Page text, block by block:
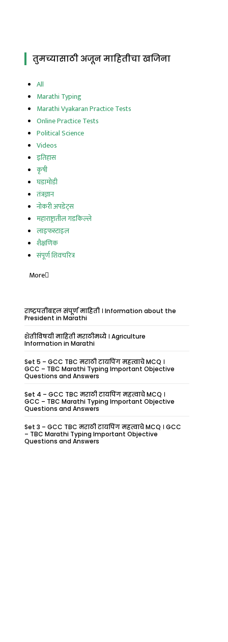
तुमच्यासाठी अजून माहितीचा खजिना
All
Marathi Typing
Marathi Vyakaran Practice Tests
Online Practice Tests
Political Science
Videos
इतिहास
कृषी
घडामोडी
तंत्रज्ञान
नोकरी अपडेट्स
महाराष्ट्रातील गडकिल्ले
लाइफस्टाइल
शैक्षणिक
संपूर्ण शिवचरित्र
More
राष्ट्रपतीबद्दल संपूर्ण माहिती । Information about the
President in Marathi
शेतीविषयी माहिती मराठीमध्ये । Agriculture
Information in Marathi
Set 5 – GCC TBC मराठी टायपिंग महत्वाचे MCQ ।
GCC – TBC Marathi Typing Important Objective
Questions and Answers
Set 4 – GCC TBC मराठी टायपिंग महत्वाचे MCQ ।
GCC – TBC Marathi Typing Important Objective
Questions and Answers
Set 3 – GCC TBC मराठी टायपिंग महत्वाचे MCQ । GCC
– TBC Marathi Typing Important Objective
Questions and Answers